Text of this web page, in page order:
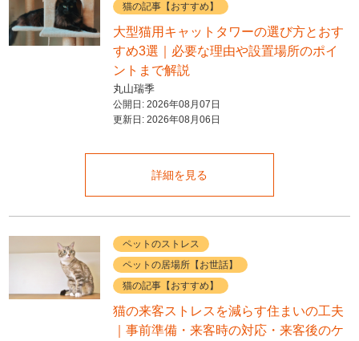
猫の記事【おすすめ】
大型猫用キャットタワーの選び方とおす
すめ3選｜必要な理由や設置場所のポイ
ントまで解説
丸山瑞季
公開日: 2026年08月07日
更新日: 2026年08月06日
詳細を見る
ペットのストレス
ペットの居場所【お世話】
猫の記事【おすすめ】
猫の来客ストレスを減らす住まいの工夫
｜事前準備・来客時の対応・来客後のケ